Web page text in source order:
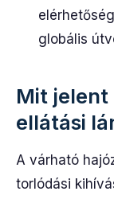
globális
Mit jelent
ellátási
A várható
torlódási